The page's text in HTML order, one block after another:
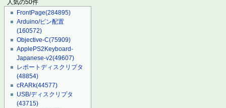
人気の50件
FrontPage(284895)
Arduino/ピン配置
(160572)
Objective-C(75909)
ApplePS2Keyboard-
Japanese-v2(49607)
レポートディスクリプタ
(48854)
cRARk(44577)
USB/ディスクリプタ
(43715)